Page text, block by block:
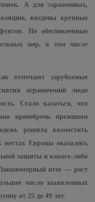
А для зараженных,
введены крупные
Но обеспокоенные
мер, в том числе
отмечают зарубежные
ограничений люди
Стало казаться, что
пренебречь прежними
решила возместить
местах Европы оказались
защиты и какого-либо
итог — рост
число выявленных
от 25 до 49 лет.